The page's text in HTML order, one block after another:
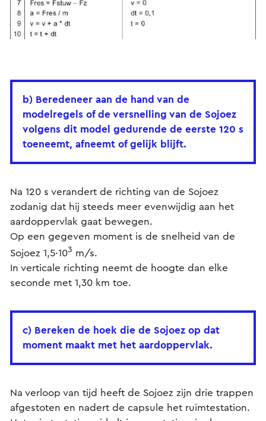
b) Beredeneer aan de hand van de
modelregels of de versnelling van de Sojoez
volgens dit model gedurende de eerste 120 s
toeneemt, afneemt of gelijk blijft.
Na 120 s verandert de richting van de Sojoez
zodanig dat hij steeds meer evenwijdig aan het
aardoppervlak gaat bewegen.
Op een gegeven moment is de snelheid van de
Sojoez 1,5·103 m/s.
In verticale richting neemt de hoogte dan elke
seconde met 1,30 km toe.
c) Bereken de hoek die de Sojoez op dat
moment maakt met het aardoppervlak.
Na verloop van tijd heeft de Sojoez zijn drie trappen
afgestoten en nadert de capsule het ruimtestation.